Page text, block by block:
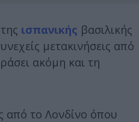
ισπανικής βασιλικής
μετακινήσεις από
ακόμη και τη
από το Λονδίνο όπου